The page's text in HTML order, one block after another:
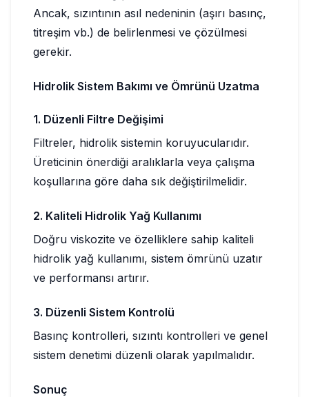
Ancak, sızıntının asıl nedeninin (aşırı basınç,
titreşim vb.) de belirlenmesi ve çözülmesi
gerekir.
Hidrolik Sistem Bakımı ve Ömrünü Uzatma
1. Düzenli Filtre Değişimi
Filtreler, hidrolik sistemin koruyucularıdır.
Üreticinin önerdiği aralıklarla veya çalışma
koşullarına göre daha sık değiştirilmelidir.
2. Kaliteli Hidrolik Yağ Kullanımı
Doğru viskozite ve özelliklere sahip kaliteli
hidrolik yağ kullanımı, sistem ömrünü uzatır
ve performansı artırır.
3. Düzenli Sistem Kontrolü
Basınç kontrolleri, sızıntı kontrolleri ve genel
sistem denetimi düzenli olarak yapılmalıdır.
Sonuç